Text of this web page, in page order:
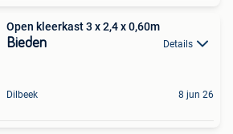
Open kleerkast 3 x 2,4 x 0,60m
Bieden Details
Dilbeek 8 jun 26